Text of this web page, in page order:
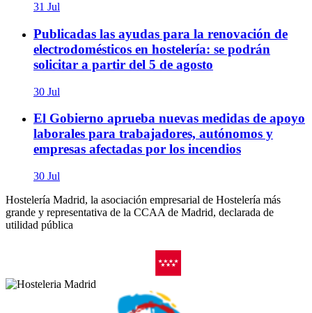
31 Jul
Publicadas las ayudas para la renovación de
electrodomésticos en hostelería: se podrán
solicitar a partir del 5 de agosto
30 Jul
El Gobierno aprueba nuevas medidas de apoyo
laborales para trabajadores, autónomos y
empresas afectadas por los incendios
30 Jul
Hostelería Madrid, la asociación empresarial de Hostelería más
grande y representativa de la CCAA de Madrid, declarada de
utilidad pública